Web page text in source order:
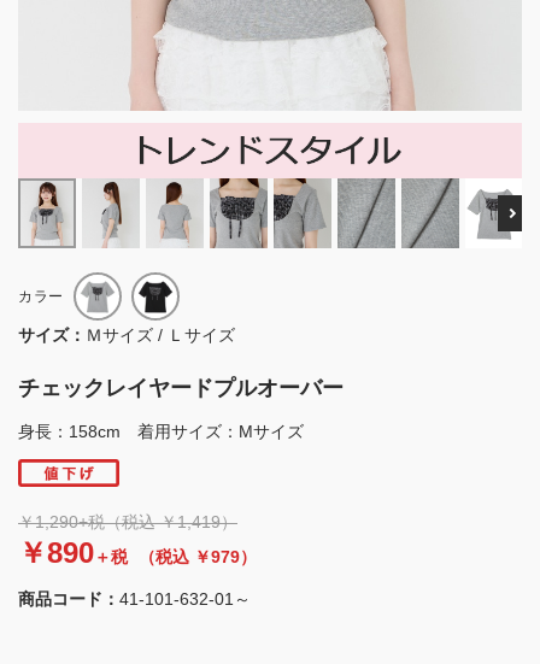
チェックレイヤードプルオーバー
身長：158cm 着用サイズ：Mサイズ
￥1,290+税（税込 ￥1,419）
￥890＋税 （税込 ￥979）
商品コード： 41-101-632-01～
カラー
サイズ： Ｍサイズ / Ｌサイズ